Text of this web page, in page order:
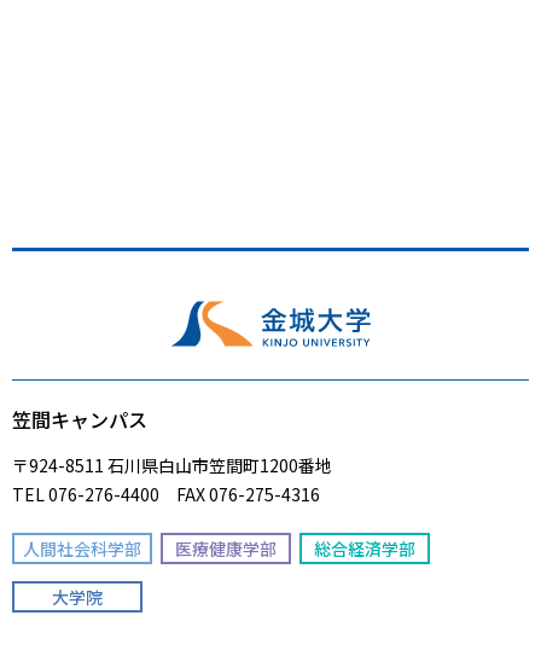
笠間キャンパス
〒924-8511 石川県白山市笠間町1200番地
TEL 076-276-4400 FAX 076-275-4316
人間社会科学部 医療健康学部
総合経済学部
大学院